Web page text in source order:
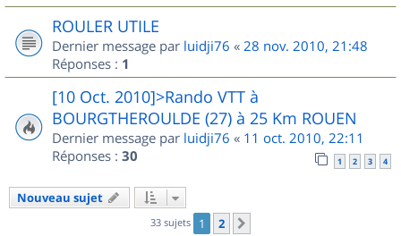
ROULER UTILE
Dernier message par luidji76 « 28 nov. 2010, 21:48
Réponses : 1
[10 Oct. 2010]>Rando VTT à
BOURGTHEROULDE (27) à 25 Km ROUEN
Dernier message par luidji76 « 11 oct. 2010, 22:11
Réponses : 30 1 2 3 4
Nouveau sujet
33 sujets 1 2